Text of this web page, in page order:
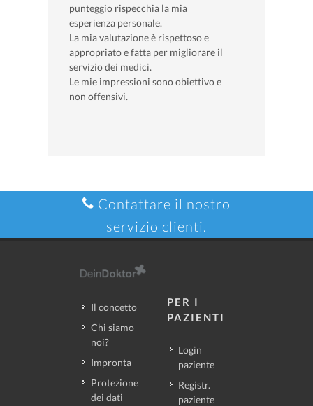
punteggio rispecchia la mia
esperienza personale.
La mia valutazione è rispettoso e
appropriato e fatta per migliorare il
servizio dei medici.
Le mie impressioni sono obiettivo e
non offensivi.
Contattare il nostro
servizio clienti.
Il concetto
Chi siamo
noi?
Impronta
Protezione
dei dati
PER I
PAZIENTI
Login
paziente
Registr.
paziente